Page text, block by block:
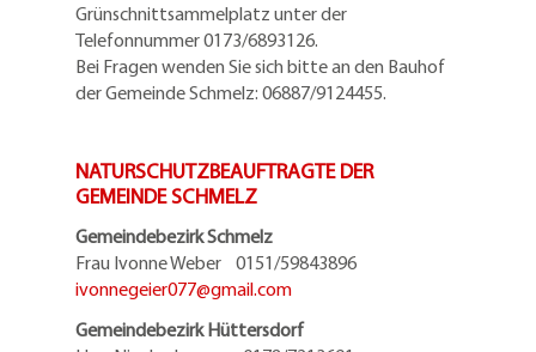
Grünschnittsammelplatz unter der
Telefonnummer 0173/6893126.
Bei Fragen wenden Sie sich bitte an den Bauhof
der Gemeinde Schmelz: 06887/9124455.
NATURSCHUTZBEAUFTRAGTE DER
GEMEINDE SCHMELZ
Gemeindebezirk Schmelz
Frau Ivonne Weber 0151/59843896
ivonnegeier077@gmail.com
Gemeindebezirk Hüttersdorf